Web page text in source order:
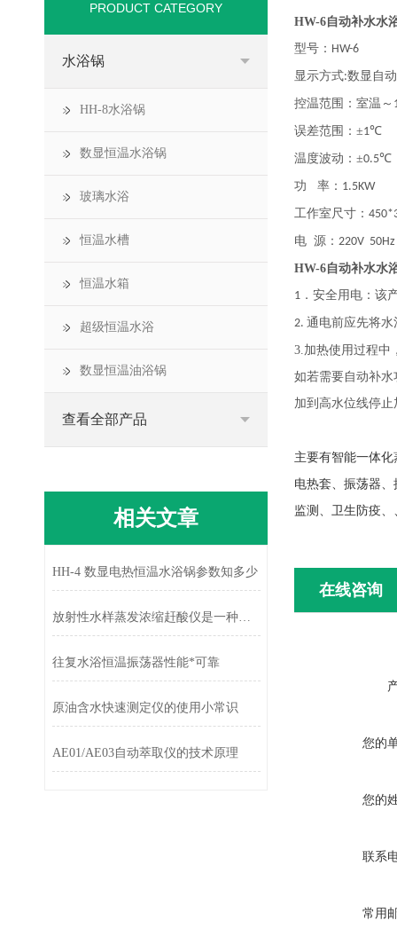
HW-6自动补水水
型号 ： HW-6
显示方式:数显自
控温范围 ： 室温～
误差范围 ： ±1℃
温度波动 ： ±0.5℃
功 率 ： 1.5KW
工作室尺寸 ：
电 源 ： 220V 50Hz
HW-6自动补水水
1 ．安全用电：该
2. 通电前应先将
3.加热使用过程中
如若需要自动补
加到高水位线停止
主要有智能一体
电热套、振荡器
监测、卫生防疫
在线咨询
您的
您的
联系
常用
PRODUCT CATEGORY
水浴锅
HH-8水浴锅
数显恒温水浴锅
玻璃水浴
恒温水槽
恒温水箱
超级恒温水浴
数显恒温油浴锅
查看全部产品
相关文章
HH-4 数显电热恒温水浴锅参数知多少
放射性水样蒸发浓缩赶酸仪是一种应用实验室中的液—液萃取装置
往复水浴恒温振荡器性能*可靠
原油含水快速测定仪的使用小常识
AE01/AE03自动萃取仪的技术原理